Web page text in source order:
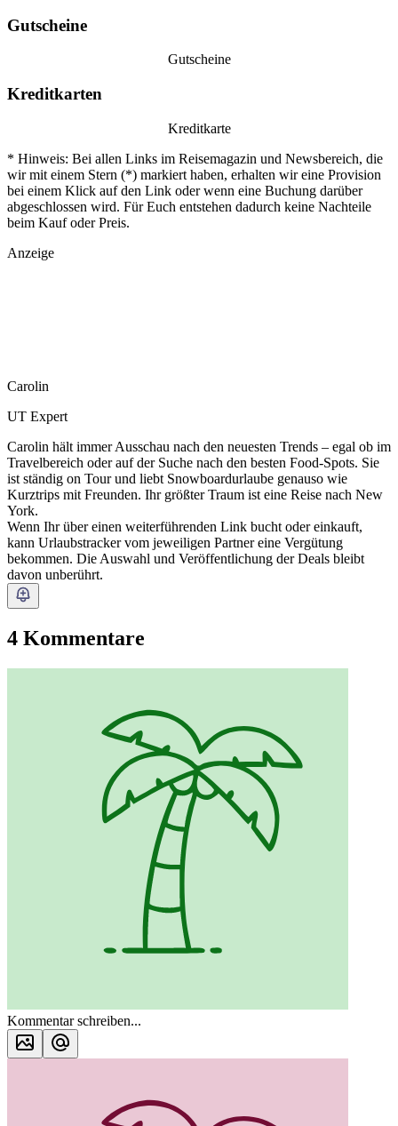
Gutscheine
Gutscheine
Kreditkarten
Kreditkarte
* Hinweis: Bei allen Links im Reisemagazin und Newsbereich, die
wir mit einem Stern (*) markiert haben, erhalten wir eine Provision
bei einem Klick auf den Link oder wenn eine Buchung darüber
abgeschlossen wird. Für Euch entstehen dadurch keine Nachteile
beim Kauf oder Preis.
Anzeige
Carolin
UT Expert
Carolin hält immer Ausschau nach den neuesten Trends – egal ob im
Travelbereich oder auf der Suche nach den besten Food-Spots. Sie
ist ständig on Tour und liebt Snowboardurlaube genauso wie
Kurztrips mit Freunden. Ihr größter Traum ist eine Reise nach New
York.
Wenn Ihr über einen weiterführenden Link bucht oder einkauft,
kann Urlaubstracker vom jeweiligen Partner eine Vergütung
bekommen. Die Auswahl und Veröffentlichung der Deals bleibt
davon unberührt.
4 Kommentare
Kommentar schreiben...